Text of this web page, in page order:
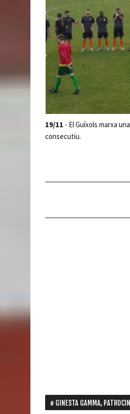
19/11 - El Guíxols marxa
consecutiu.
GINESTA GAMMA,